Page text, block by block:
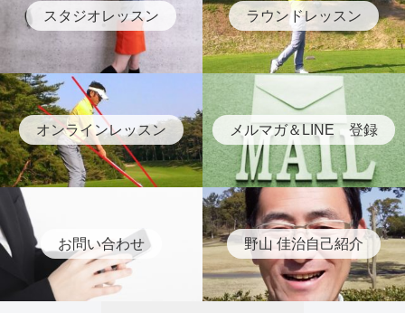
スタジオレッスン ラウンドレッスン
オンラインレッスン メルマガ＆LINE 登録
お問い合わせ 野山 佳治自己紹介